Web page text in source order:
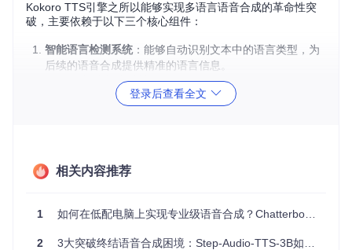
Kokoro TTS引擎之所以能够实现多语言语音合成的革命性突
破，主要依赖于以下三个核心组件：
智能语言检测系统：能够自动识别文本中的语言类型，为
后续的语音合成提供精准的语言信息。
Bender语音混合算法：这是Kokoro TTS最具创新性的部
分，通过先进的音频信号处理技术，实现不同语言语音特
Kokoro TTS引擎的工作流程可以分为以下几个步骤：
文本输入与预处理：接收用户输入的文本，并进行初步的
语言检测与分类：智能语言检测系统对文本进行分析，确
登录后查看全文
相关内容推荐
1 如何在低配电脑上实现专业级语音合成？Chatterbox让AI发声如此简单
2 3大突破终结语音合成困境：Step-Audio-TTS-3B如何让方言传承与音乐创作触手可及